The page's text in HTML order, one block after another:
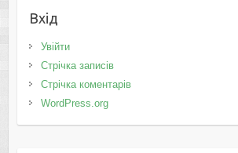
Вхід
Увійти
Стрічка записів
Стрічка коментарів
WordPress.org